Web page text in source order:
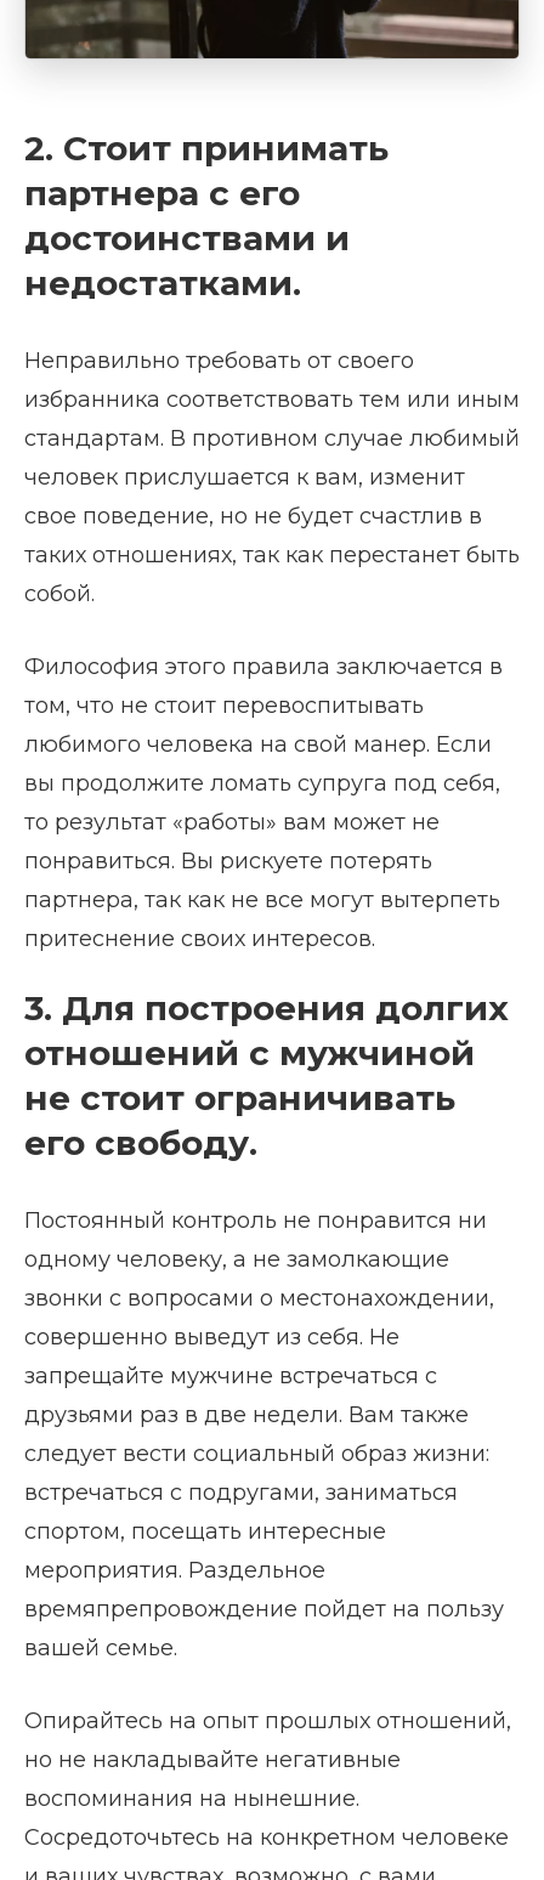
2. Стоит принимать
партнера с его
достоинствами и
недостатками.
Неправильно требовать от своего
избранника соответствовать тем или иным
стандартам. В противном случае любимый
человек прислушается к вам, изменит
свое поведение, но не будет счастлив в
таких отношениях, так как перестанет быть
собой.
Философия этого правила заключается в
том, что не стоит перевоспитывать
любимого человека на свой манер. Если
вы продолжите ломать супруга под себя,
то результат «работы» вам может не
понравиться. Вы рискуете потерять
партнера, так как не все могут вытерпеть
притеснение своих интересов.
3. Для построения долгих
отношений с мужчиной
не стоит ограничивать
его свободу.
Постоянный контроль не понравится ни
одному человеку, а не замолкающие
звонки с вопросами о местонахождении,
совершенно выведут из себя. Не
запрещайте мужчине встречаться с
друзьями раз в две недели. Вам также
следует вести социальный образ жизни:
встречаться с подругами, заниматься
спортом, посещать интересные
мероприятия. Раздельное
времяпрепровождение пойдет на пользу
вашей семье.
Опирайтесь на опыт прошлых отношений,
но не накладывайте негативные
воспоминания на нынешние.
Сосредоточьтесь на конкретном человеке